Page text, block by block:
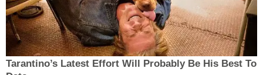
Tarantino’s Latest Effort Will Probably Be His Best To